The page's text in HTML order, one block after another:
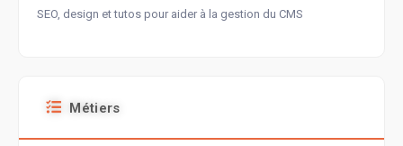
SEO, design et tutos pour aider à la gestion du CMS
Métiers